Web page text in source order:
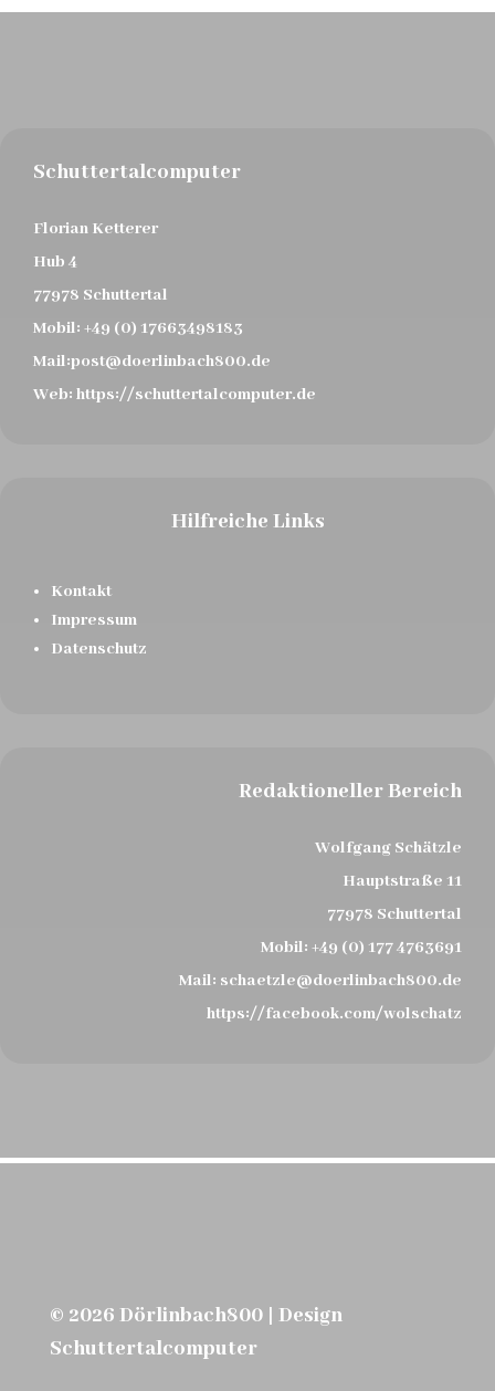
Schuttertalcomputer
Florian Ketterer
Hub 4
77978 Schuttertal
Mobil: +49 (0) 17663498183
Mail:post@doerlinbach800.de
Web: https://schuttertalcomputer.de
Hilfreiche Links
Kontakt
Impressum
Datenschutz
Redaktioneller Bereich
Wolfgang Schätzle
Hauptstraße 11
77978 Schuttertal
Mobil: +49 (0) 177 4763691
Mail: schaetzle@doerlinbach800.de
https://facebook.com/wolschatz
© 2026 Dörlinbach800 | Design
Schuttertalcomputer